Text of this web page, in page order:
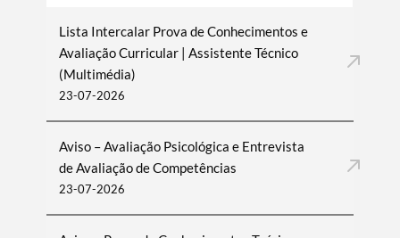
Lista Intercalar Prova de Conhecimentos e
Avaliação Curricular | Assistente Técnico
(Multimédia)
23-07-2026
Aviso – Avaliação Psicológica e Entrevista
de Avaliação de Competências
23-07-2026